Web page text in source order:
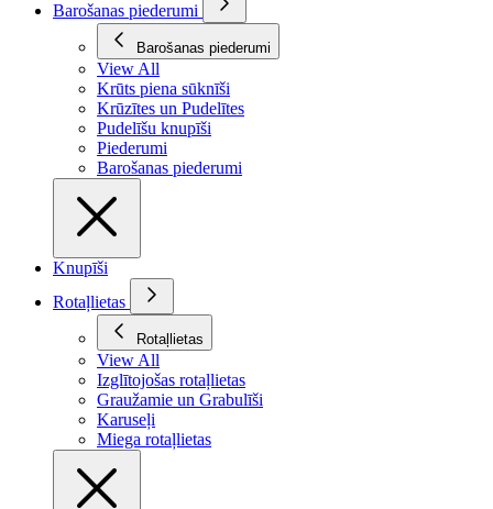
Barošanas piederumi
Barošanas piederumi
View All
Krūts piena sūknīši
Krūzītes un Pudelītes
Pudelīšu knupīši
Piederumi
Barošanas piederumi
Knupīši
Rotaļlietas
Rotaļlietas
View All
Izglītojošas rotaļlietas
Graužamie un Grabulīši
Karuseļi
Miega rotaļlietas